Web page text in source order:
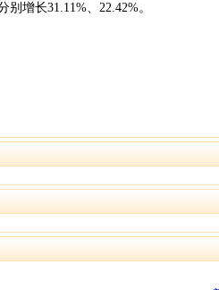
增长31.11%、22.42%。